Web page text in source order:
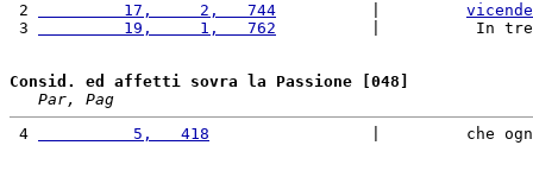
2
         17,     2,   744
3
         19,     1,   762
|          In
Consid. ed affetti sovra la Passione [048]
Par, Pag
4
          5,   418
|         che